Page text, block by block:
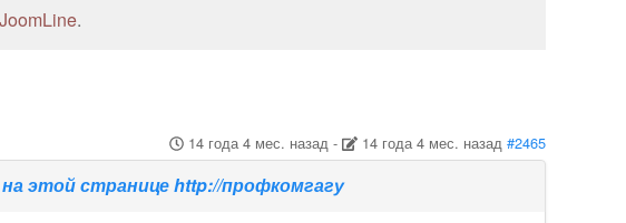
JoomLine.
14 года 4 мес. назад- 14 года 4 мес. назад #2465
этой странице http://профкомгагу